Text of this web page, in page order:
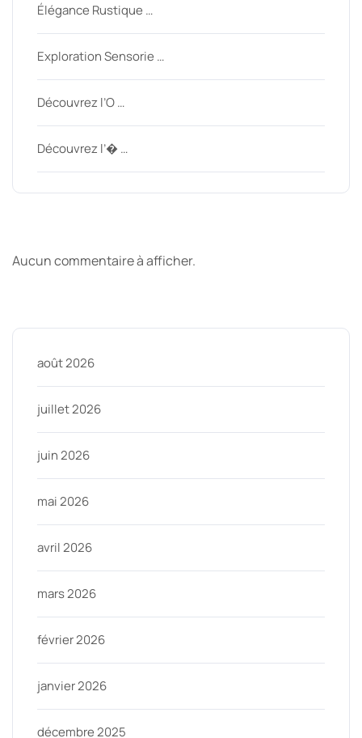
Élégance Rustique …
Exploration Sensorie …
Découvrez l’O …
Découvrez l’� …
Aucun commentaire à afficher.
août 2026
juillet 2026
juin 2026
mai 2026
avril 2026
mars 2026
février 2026
janvier 2026
décembre 2025